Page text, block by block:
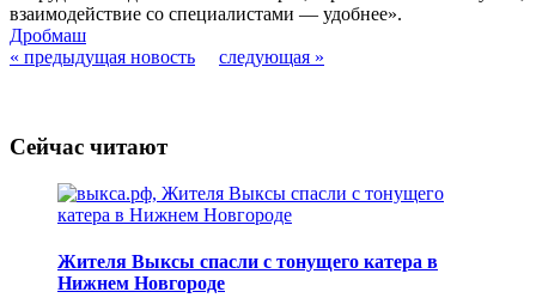
взаимодействие со специалистами — удобнее».
Дробмаш
« предыдущая новость
следующая »
Сейчас читают
Жителя Выксы спасли с тонущего катера в
Нижнем Новгороде